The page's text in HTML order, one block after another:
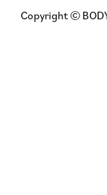
Copyright ©